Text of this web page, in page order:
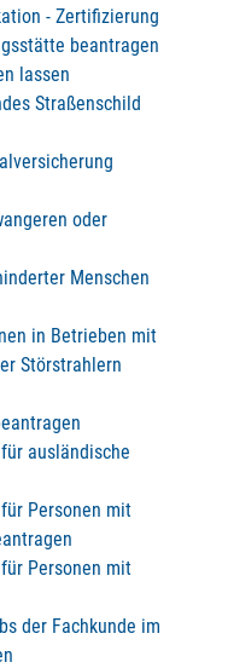
- Zertifizierung
beantragen
lassen
Straßenschild
oder
Menschen
in Betrieben mit
Störstrahlern
ausländische
Personen mit
Personen mit
der Fachkunde im